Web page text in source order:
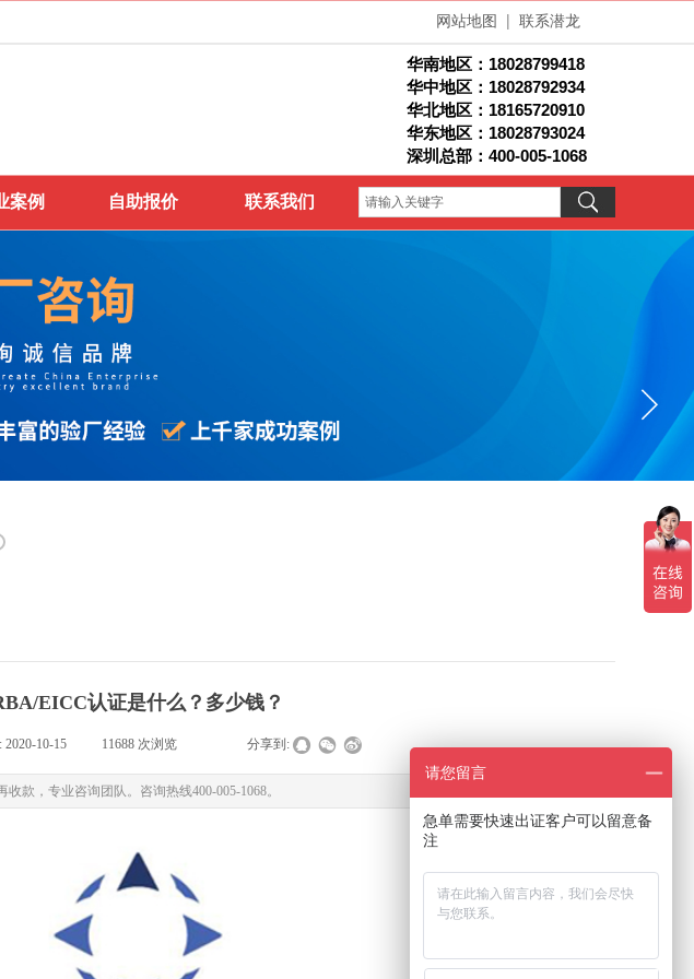
网站地图 | 联系潜龙
华南地区： 18028799418
华中地区：18028792934
华北地区：18165720910
华东地区：18028793024
深圳总部：400-005-1068
案例 自助报价 联系我们
EICC认证是什么？多少钱？
2020-10-15 11688 次浏览 分享到:
款，专业咨询团队。咨询热线400-005-1068。
请您留言
急单需要快速出证客户可以留意备
注